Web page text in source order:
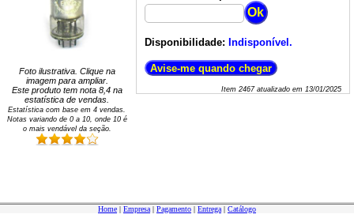
Foto ilustrativa. Clique na
imagem para ampliar.
Este produto tem nota 8,4na
estatística de vendas.
Estatística com base em 4 vendas.
Notas variando de 0a 10, onde 10 é
o mais vendável da seção.
Disponibilidade: Indisponível.
Item 2467atualizado em 13/01/2025
Home | Empresa | Pagamento | Entrega | Catálogo